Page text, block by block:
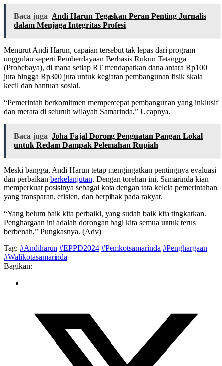
Baca juga Andi Harun Tegaskan Peran Penting Jurnalis
dalam Menjaga Integritas Profesi
Menurut Andi Harun, capaian tersebut tak lepas dari program
unggulan seperti Pemberdayaan Berbasis Rukun Tetangga
(Probebaya), di mana setiap RT mendapatkan dana antara Rp100
juta hingga Rp300 juta untuk kegiatan pembangunan fisik skala
kecil dan bantuan sosial.
“Pemerintah berkomitmen mempercepat pembangunan yang inklusif
dan merata di seluruh wilayah Samarinda,” Ucapnya.
Baca juga Joha Fajal Dorong Penguatan Pangan Lokal
untuk Redam Dampak Pelemahan Rupiah
Meski bangga, Andi Harun tetap mengingatkan pentingnya evaluasi
dan perbaikan berkelanjutan. Dengan torehan ini, Samarinda kian
memperkuat posisinya sebagai kota dengan tata kelola pemerintahan
yang transparan, efisien, dan berpihak pada rakyat.
“Yang belum baik kita perbaiki, yang sudah baik kita tingkatkan.
Penghargaan ini adalah dorongan bagi kita semua untuk terus
berbenah,” Pungkasnya. (Adv)
Tag: #Andiharun #EPPD2024 #Pemkotsamarinda #Penghargaan
#Walikotasamarinda
Bagikan: